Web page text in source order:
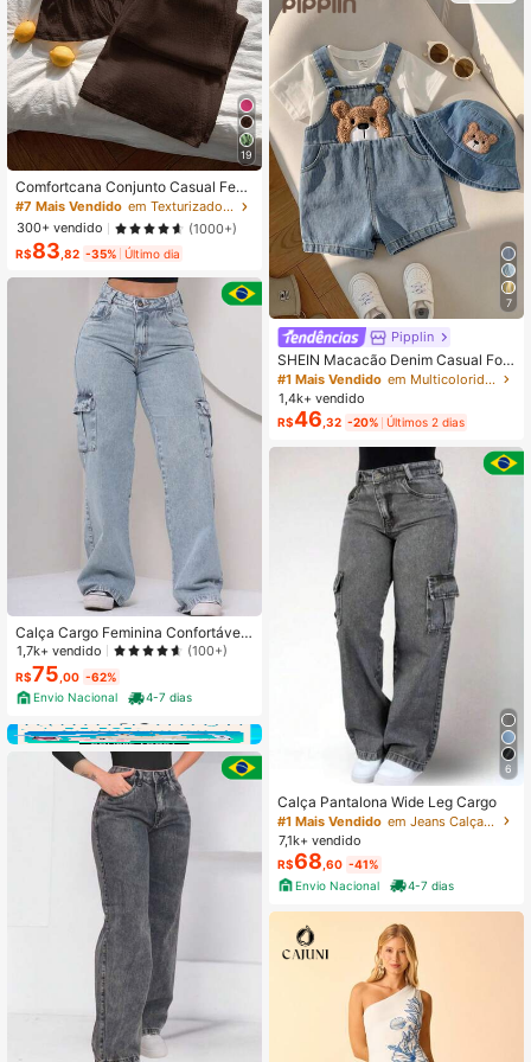
19
Comfortcana Conjunto Casual Femi
nino com Camisa Regata com Amar
ração na Frente e Gola V em Tricô
Marrom e Calça
#7 Mais Vendido
em Texturizado Mulheres Coordenadas
300+ vendido
(1000+)
R$83 ,82 -35% Último dia
Calça Cargo Feminina Confortável
Casual Versátil Elegante Moderna Q
ualidade Blogueira
1,7k+ vendido (100+)
R$75 ,00 -62%
Envio Nacional
4-7 dias
7
Pipplin
SHEIN Macacão Denim Casual Fof
o de Urso para Bebê Menino e Bebê
Menina, Macacão Fofo de Verão
#1 Mais Vendido
em Multicolorido Macacões para bebês meninos
1,4k+ vendido
R$46,32 -20% Últimos 2 dias
6
Calça Pantalona Wide Leg Cargo
#1 Mais Vendido
em Jeans Calças Femininas
7,1k+ vendido
R$68 ,60 -41%
Envio Nacional
4-7 dias